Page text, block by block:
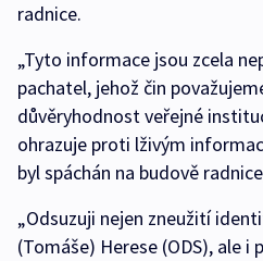
radnice.
„Tyto informace jsou zcela
pachatel, jehož čin
důvěryhodnost veřejné
ohrazuje proti lživým
byl spáchán na budově
„Odsuzuji nejen zneužití
(Tomáše) Herese (ODS), ale i